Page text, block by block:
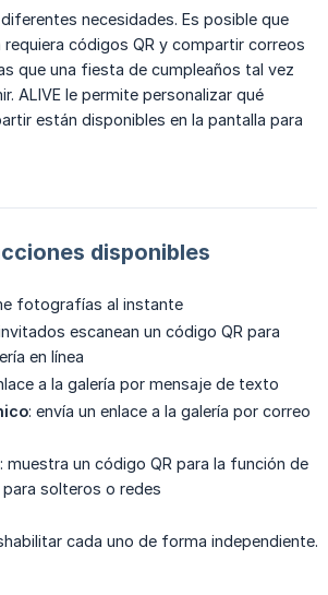
necesidades. Es posible que
códigos QR y compartir correos
que una fiesta de cumpleaños tal vez
ALIVE le permite personalizar qué
están disponibles en la pantalla para
disponibles
fotografías al instante
escanean un código QR para
en línea
a la galería por mensaje de texto
: envía un enlace a la galería por correo
: muestra un código QR para la función de
solteros o redes
cada uno de forma independiente.